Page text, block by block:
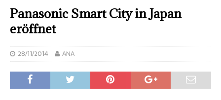
Panasonic Smart City in Japan
eröffnet
28/11/2014 ANA